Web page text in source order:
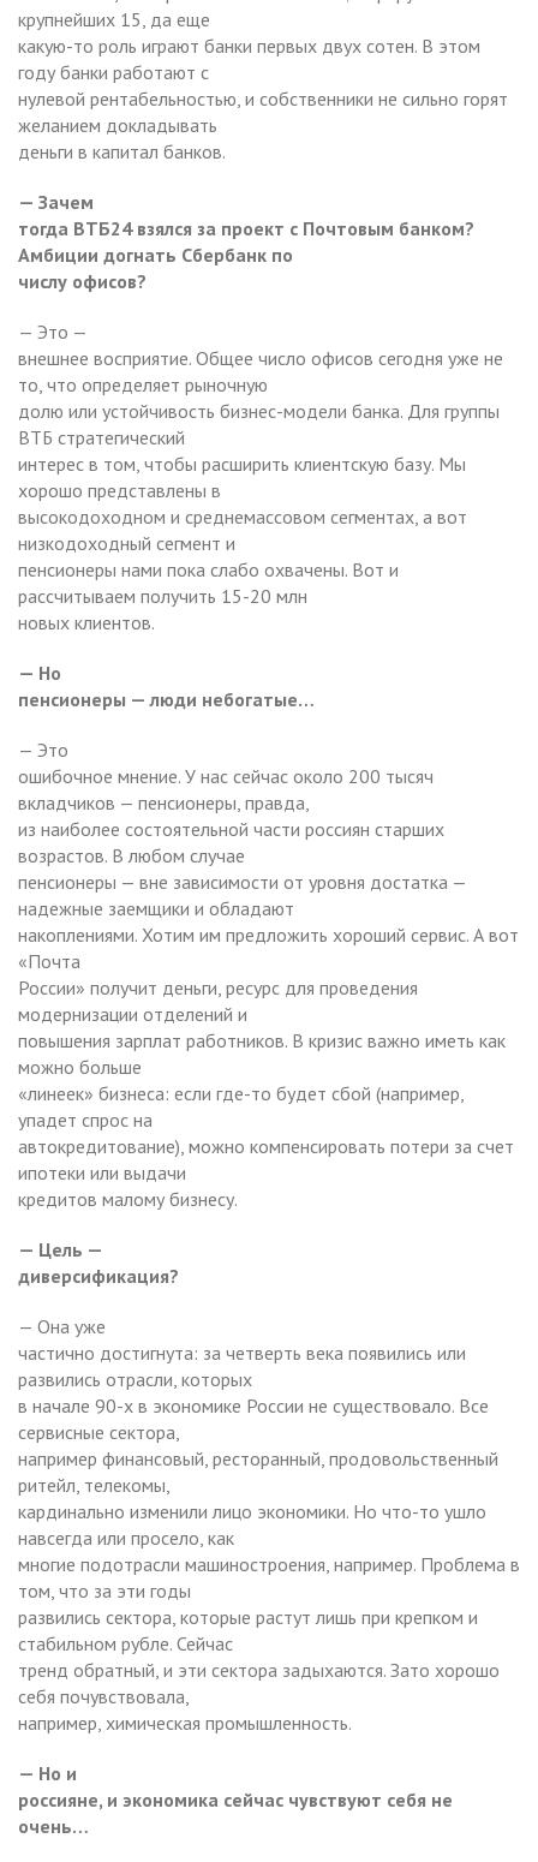
крупнейших 15, да еще
какую-то роль играют банки первых двух сотен. В этом
году банки работают с
нулевой рентабельностью, и собственники не сильно горят
желанием докладывать
деньги в капитал банков.
— Зачем
тогда ВТБ24 взялся за проект с Почтовым банком?
Амбиции догнать Сбербанк по
числу офисов?
— Это —
внешнее восприятие. Общее число офисов сегодня уже не
то, что определяет рыночную
долю или устойчивость бизнес-модели банка. Для группы
ВТБ стратегический
интерес в том, чтобы расширить клиентскую базу. Мы
хорошо представлены в
высокодоходном и среднемассовом сегментах, а вот
низкодоходный сегмент и
пенсионеры нами пока слабо охвачены. Вот и
рассчитываем получить 15-20 млн
новых клиентов.
— Но
пенсионеры — люди небогатые…
— Это
ошибочное мнение. У нас сейчас около 200 тысяч
вкладчиков — пенсионеры, правда,
из наиболее состоятельной части россиян старших
возрастов. В любом случае
пенсионеры — вне зависимости от уровня достатка —
надежные заемщики и обладают
накоплениями. Хотим им предложить хороший сервис. А вот
«Почта
России» получит деньги, ресурс для проведения
модернизации отделений и
повышения зарплат работников. В кризис важно иметь как
можно больше
«линеек» бизнеса: если где-то будет сбой (например,
упадет спрос на
автокредитование), можно компенсировать потери за счет
ипотеки или выдачи
кредитов малому бизнесу.
— Цель —
диверсификация?
— Она уже
частично достигнута: за четверть века появились или
развились отрасли, которых
в начале 90-х в экономике России не существовало. Все
сервисные сектора,
например финансовый, ресторанный, продовольственный
ритейл, телекомы,
кардинально изменили лицо экономики. Но что-то ушло
навсегда или просело, как
многие подотрасли машиностроения, например. Проблема в
том, что за эти годы
развились сектора, которые растут лишь при крепком и
стабильном рубле. Сейчас
тренд обратный, и эти сектора задыхаются. Зато хорошо
себя почувствовала,
например, химическая промышленность.
— Но и
россияне, и экономика сейчас чувствуют себя не
очень…